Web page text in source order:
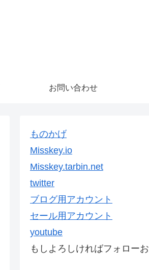
お問い合わせ
ものかげ
Misskey.io
Misskey.tarbin.net
twitter
ブログ用アカウント
セール用アカウント
youtube
もしよろしければフォロー